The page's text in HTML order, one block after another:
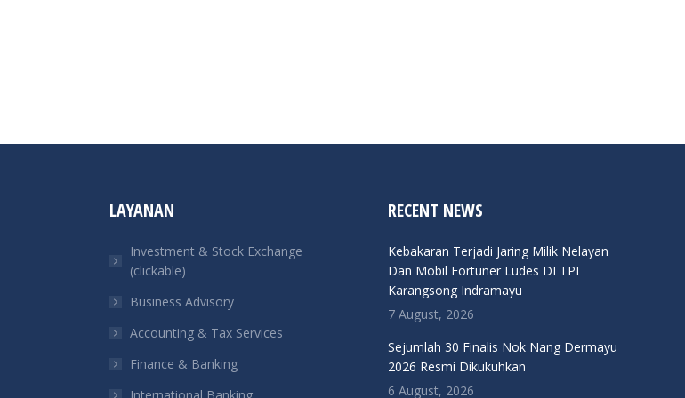
LAYANAN
Investment & Stock Exchange
(clickable)
Business Advisory
Accounting & Tax Services
Finance & Banking
International Banking
RECENT NEWS
Kebakaran Terjadi Jaring Milik Nelayan
Dan Mobil Fortuner Ludes DI TPI
Karangsong Indramayu
7 August, 2026
Sejumlah 30 Finalis Nok Nang Dermayu
2026 Resmi Dikukuhkan
6 August, 2026